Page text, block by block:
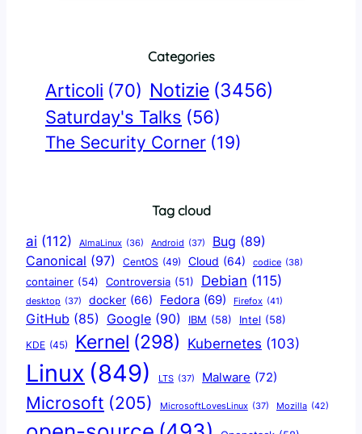
Categories
Articoli (70) Notizie (3456)
Saturday's Talks (56)
The Security Corner (19)
Tag cloud
ai (112) AlmaLinux (36) Android (37) Bug (89)
Canonical (97) CentOS (49) Cloud (64) codice (38)
container (54) Controversia (51) Debian (115)
desktop (37) docker (66) Fedora (69) Firefox (41)
GitHub (85) Google (90) IBM (58) Intel (58)
KDE (45) Kernel (298) Kubernetes (103)
Linux (849) LTS (37) Malware (72)
Microsoft (205) MicrosoftLovesLinux (37) Mozilla (42)